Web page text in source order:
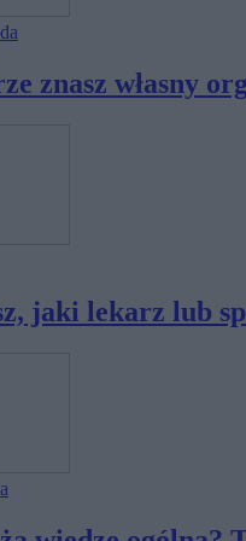
znasz własny
jaki lekarz lub